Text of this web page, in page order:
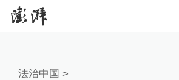
法治中国 >